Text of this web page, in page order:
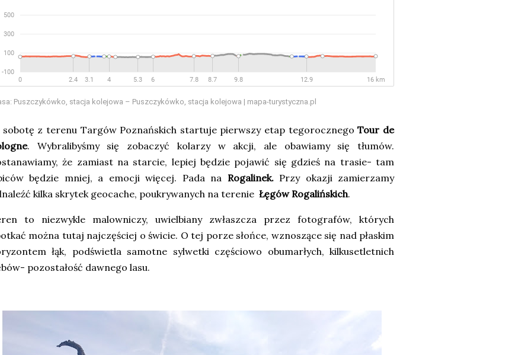
Puszczykówko, stacja kolejowa – Puszczykówko, stacja kolejowa | mapa-turystyczna.pl
sobotę z terenu Targów Poznańskich startuje pierwszy etap tegorocznegoTour de
. Wybralibyśmy się zobaczyć kolarzy w akcji, ale obawiamy się tłumów.
że zamiast na starcie, lepiej będzie pojawić się gdzieś na trasie- tam
będzie mniej, a emocji więcej. Pada na Rogalinek.Przy okazji zamierzamy
kilka skrytek geocache, poukrywanych na terenie Łęgów Rogalińskich.
to niezwykle malowniczy, uwielbiany zwłaszcza przez fotografów, których
można tutaj najczęściej o świcie. O tej porze słońce, wznoszące się nad płaskim
łąk, podświetla samotne sylwetki częściowo obumarłych, kilkusetletnich
pozostałość dawnego lasu.